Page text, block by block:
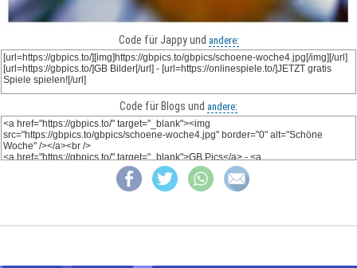
Code für Jappy und andere:
Code für Blogs und andere: